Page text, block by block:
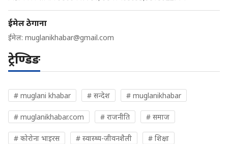
ईमेल ठेगाना
ईमेल: muglanikhabar@gmail.com
ट्रेण्डिङ
# muglani khabar # सन्देश # muglanikhabar
# muglanikhabar.com # राजनीति # समाज
# कोरोना भाइरस # स्वास्थ्य-जीवनशैली # शिक्षा